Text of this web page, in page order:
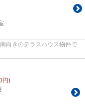
きのテラスハウス物件で
円)